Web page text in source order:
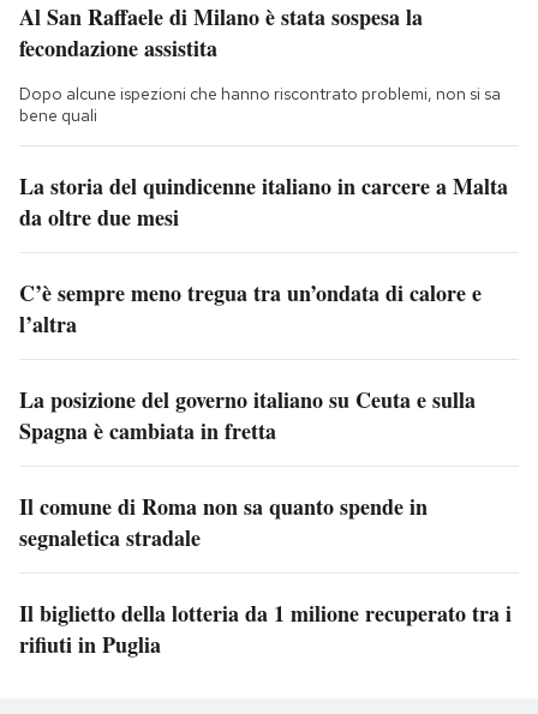
Al San Raffaele di Milano è stata sospesa la
fecondazione assistita
Dopo alcune ispezioni che hanno riscontrato problemi, non si sa
bene quali
La storia del quindicenne italiano in carcere a Malta
da oltre due mesi
C’è sempre meno tregua tra un’ondata di calore e
l’altra
La posizione del governo italiano su Ceuta e sulla
Spagna è cambiata in fretta
Il comune di Roma non sa quanto spende in
segnaletica stradale
Il biglietto della lotteria da 1 milione recuperato tra i
rifiuti in Puglia